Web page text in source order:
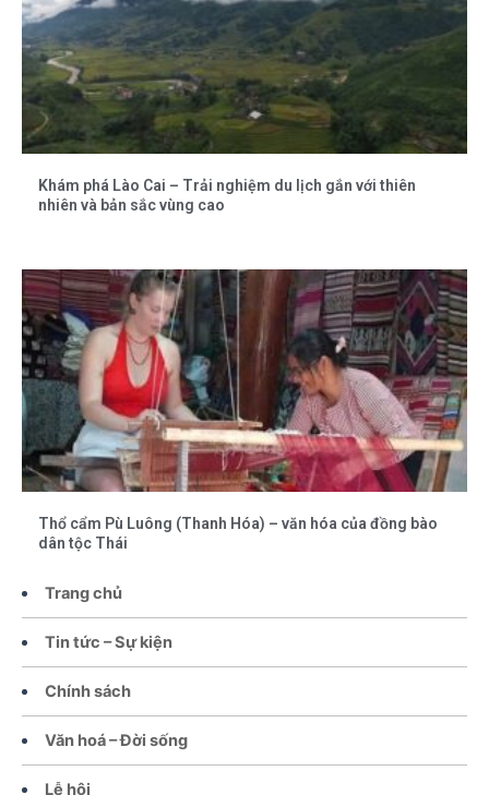
Trang chủ
Tin tức – Sự kiện
Chính sách
Văn hoá – Đời sống
Lễ hội
Khám phá Lào Cai – Trải nghiệm du lịch gắn với thiên
nhiên và bản sắc vùng cao
Thổ cẩm Pù Luông (Thanh Hóa) – văn hóa của đồng bào
dân tộc Thái